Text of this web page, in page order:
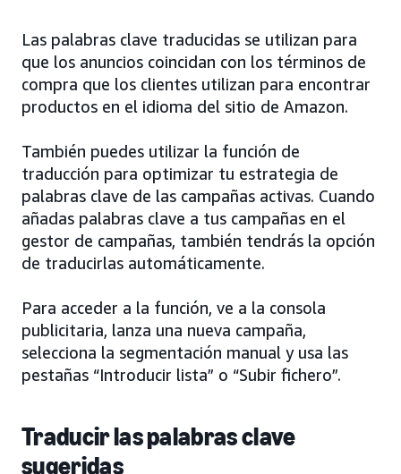
Las palabras clave traducidas se utilizan para
que los anuncios coincidan con los términos de
compra que los clientes utilizan para encontrar
productos en el idioma del sitio de Amazon.
También puedes utilizar la función de
traducción para optimizar tu estrategia de
palabras clave de las campañas activas. Cuando
añadas palabras clave a tus campañas en el
gestor de campañas, también tendrás la opción
de traducirlas automáticamente.
Para acceder a la función, ve a la consola
publicitaria, lanza una nueva campaña,
selecciona la segmentación manual y usa las
pestañas “Introducir lista” o “Subir fichero”.
Traducir las palabras clave
sugeridas